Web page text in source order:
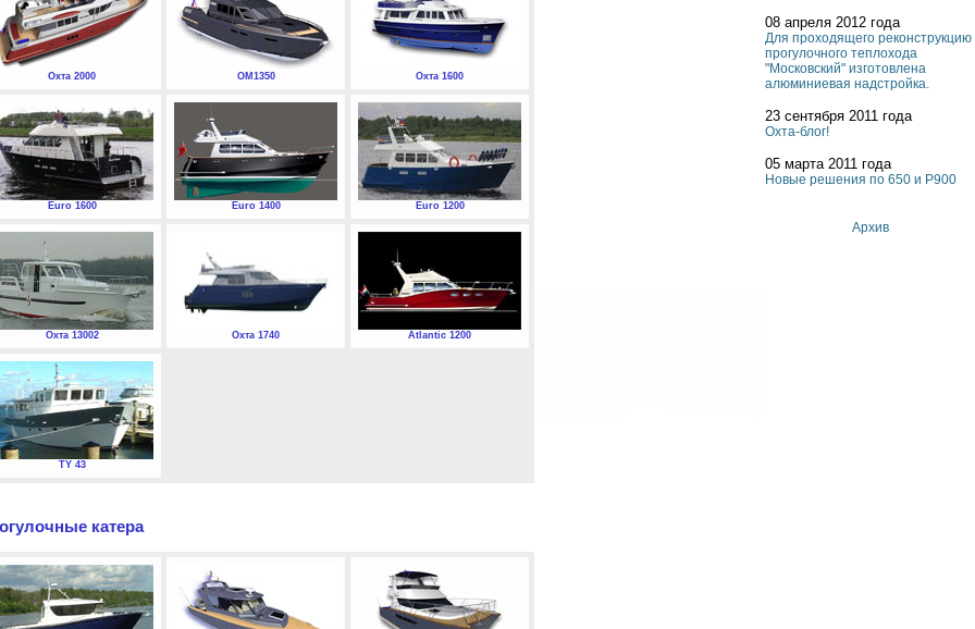
08 апреля 2012 года
Для проходящего реконструкцию
прогулочного теплохода
"Московский" изготовлена
алюминиевая надстройка.
23 сентября 2011 года
Охта-блог!
05 марта 2011 года
Новые решения по 650 и P900
Архив
Охта 2000 ОМ1350 Охта 1600
Euro 1600 Euro 1400 Euro 1200
Охта 13002 Охта 1740 Atlantic 1200
TY 43
катера